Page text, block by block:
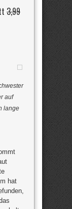
3,99
auf
lange
hat